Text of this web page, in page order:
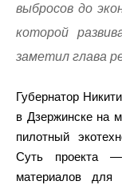
выбросов до
которой
заметил глава
Губернатор
в Дзержинске на
пилотный
Суть проекта —
материалов для